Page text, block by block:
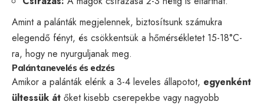
Amint a palánták megjelennek, biztosítsunk számukra
elegendő fényt, és csökkentsük a hőmérsékletet 15-18°C-
ra, hogy ne nyurguljanak meg.
Palántanevelés és edzés
Amikor a palánták elérik a 3-4 leveles állapotot, egyenként
ültessük át őket kisebb cserepekbe vagy nagyobb